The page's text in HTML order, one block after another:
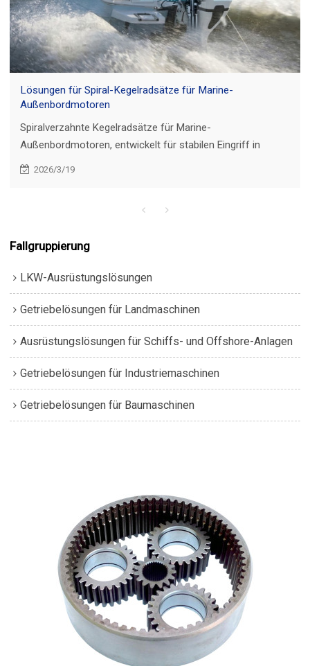
Lösungen für Spiral-Kegelradsätze für Marine-
Außenbordmotoren
Spiralverzahnte Kegelradsätze für Marine-
Außenbordmotoren, entwickelt für stabilen Eingriff in
rechtwinkligen Getrieben. Individuelle
2026/3/19
Fallgruppierung
LKW-Ausrüstungslösungen
Getriebelösungen für Landmaschinen
Ausrüstungslösungen für Schiffs- und Offshore-Anlagen
Getriebelösungen für Industriemaschinen
Getriebelösungen für Baumaschinen